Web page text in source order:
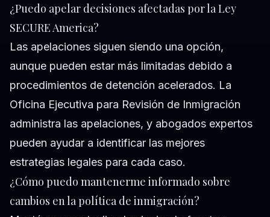
¿Puedo apelar decisiones afectadas por la Ley
SECURE America?
Las apelaciones siguen siendo una opción,
aunque pueden estar más limitadas debido a
procedimientos de detención acelerados. La
Oficina Ejecutiva para Revisión de Inmigración
administra las apelaciones, y abogados expertos
pueden ayudar a identificar las mejores
estrategias legales para cada caso.
¿Cómo puedo mantenerme informado sobre
cambios en la política de inmigración?